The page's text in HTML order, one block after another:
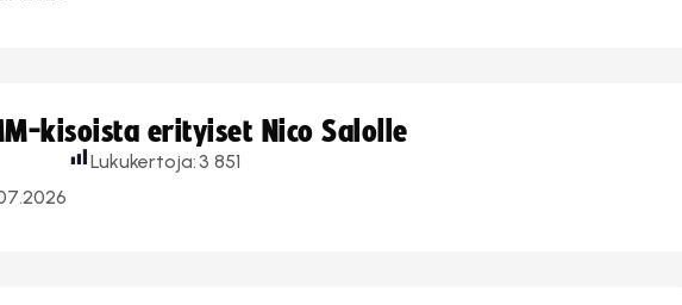
kisoista erityiset Nico Salolle
Lukukertoja: 3 851